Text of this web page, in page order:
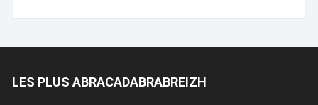
LES PLUS ABRACADABRABREIZH